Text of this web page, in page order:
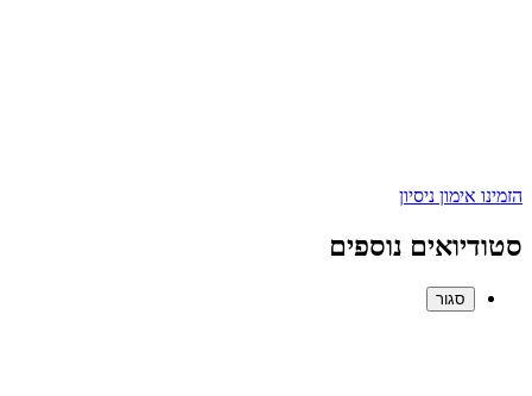
הזמינו אימון ניסיון
סטודיואים נוספים
סגור